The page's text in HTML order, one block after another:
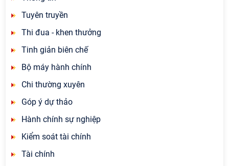
Tuyên truyền
Thi đua - khen thưởng
Tinh giản biên chế
Bộ máy hành chính
Chi thường xuyên
Góp ý dự thảo
Hành chính sự nghiệp
Kiểm soát tài chính
Tài chính